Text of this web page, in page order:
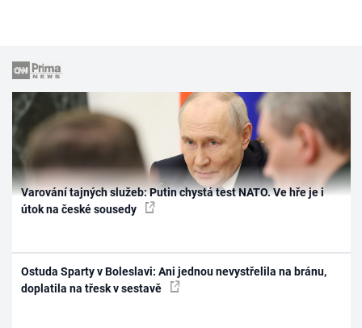
Varování tajných služeb: Putin chystá test NATO. Ve hře je i
útok na české sousedy
Ostuda Sparty v Boleslavi: Ani jednou nevystřelila na bránu,
doplatila na třesk v sestavě